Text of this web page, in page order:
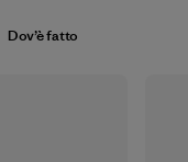
Dov’è fatto